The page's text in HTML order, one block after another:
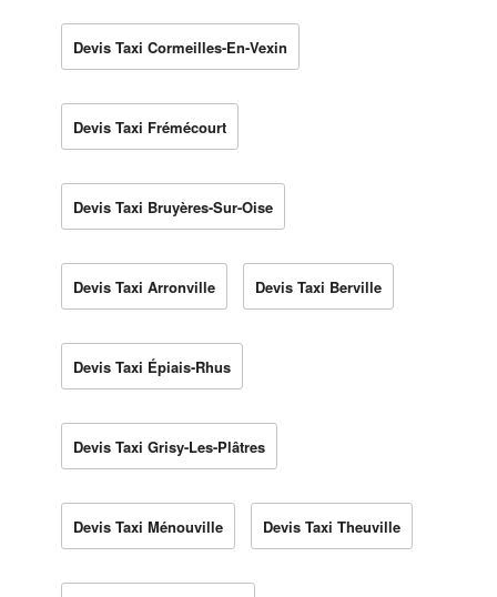
Devis Taxi Cormeilles-En-Vexin
Devis Taxi Frémécourt
Devis Taxi Bruyères-Sur-Oise
Devis Taxi Arronville Devis Taxi Berville
Devis Taxi Épiais-Rhus
Devis Taxi Grisy-Les-Plâtres
Devis Taxi Ménouville Devis Taxi Theuville